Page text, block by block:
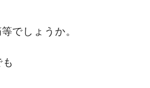
でしょうか。